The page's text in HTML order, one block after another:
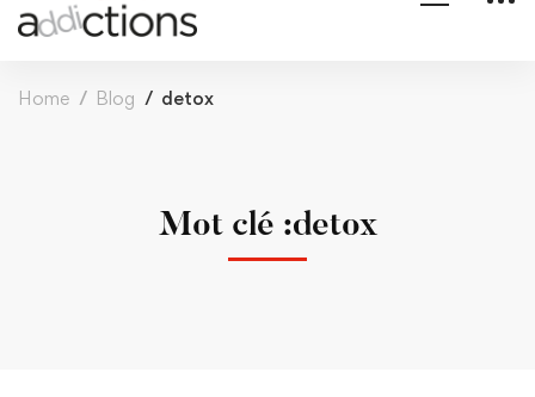
Home Blog detox
Mot clé :detox